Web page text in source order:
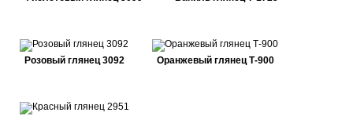
Розовый глянец 3092 Оранжевый глянец Т-900